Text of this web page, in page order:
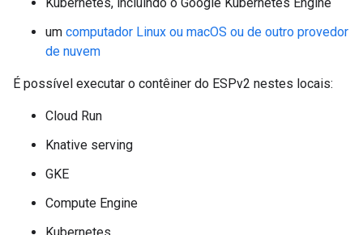
um computador Linux ou macOS ou de outro provedor
de nuvem
É possível executar o contêiner do ESPv2 nestes locais:
Cloud Run
Knative serving
GKE
Compute Engine
Kubernetes